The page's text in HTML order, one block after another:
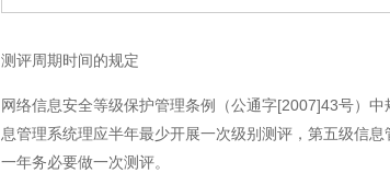
测评周期时间的规定
网络信息安全等级保护管理条例（公通字[2007]43号）
息管理系统理应半年最少开展一次级别测评，第五级信
一年务必要做一次测评。